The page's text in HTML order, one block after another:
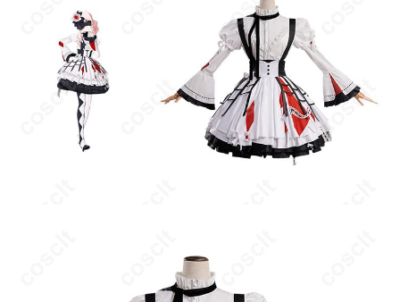
お手入れ方法
乾かす、アイロンは低温で使用、長期間保
管する際は防虫剤を使用する